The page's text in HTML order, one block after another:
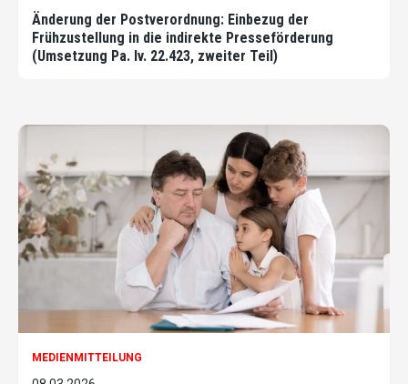
Änderung der Postverordnung: Einbezug der
Frühzustellung in die indirekte Presseförderung
(Umsetzung Pa. Iv. 22.423, zweiter Teil)
MEDIENMITTEILUNG